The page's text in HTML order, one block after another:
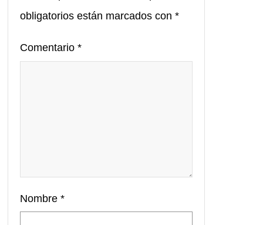
obligatorios están marcados con *
Comentario *
Nombre *